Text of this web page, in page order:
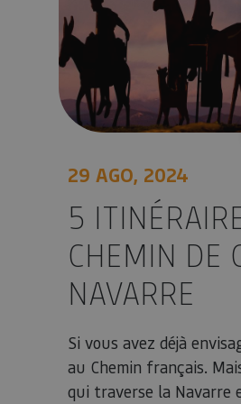
29 AGO, 2024
5
CHEMIN DE
NAVARRE
Si vous avez déjà
au Chemin français.
qui traverse la Navarre